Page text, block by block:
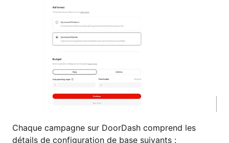
Chaque campagne sur DoorDash comprend les
détails de configuration de base suivants :